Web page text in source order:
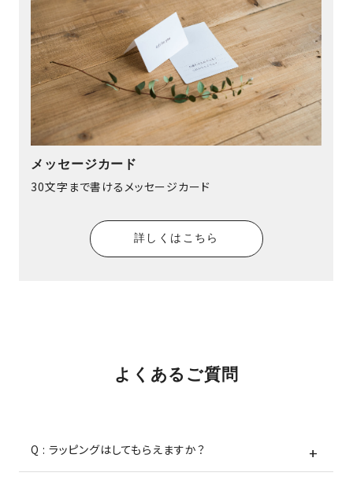
メッセージカード
30文字まで書けるメッセージカード
詳しくはこちら
よくあるご質問
Q : ラッピングはしてもらえますか？